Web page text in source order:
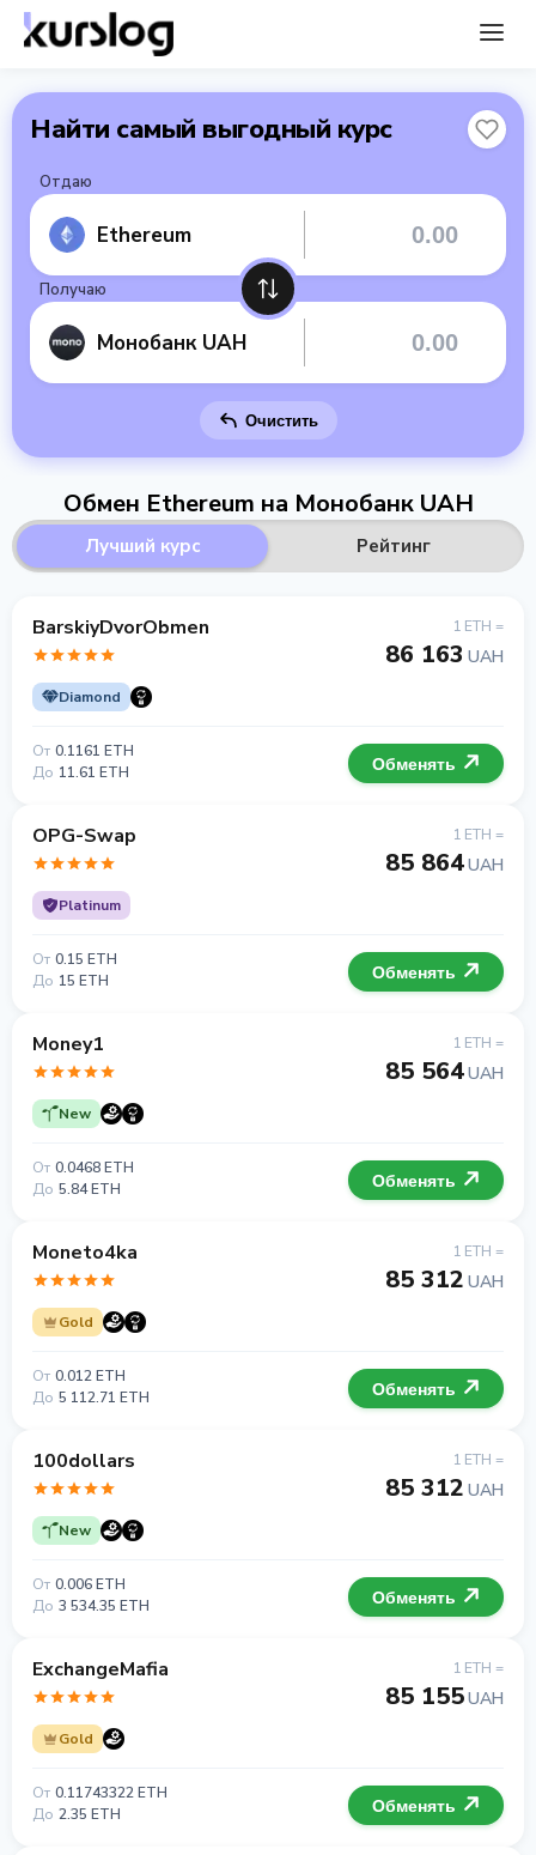
Найти самый выгодный курс
Отдаю
Ethereum
Получаю
Монобанк UAH
Очистить
Обмен Ethereum на Монобанк UAH
Лучший курс Рейтинг
BarskiyDvorObmen
Diamond
1 ETH =
86 163 UAH
От 0.1161 ETH
До 11.61 ETH Обменять
OPG-Swap
Platinum
1 ETH =
85 864UAH
От 0.15 ETH
До 15 ETH Обменять
Money1
New
1 ETH =
85 564UAH
От 0.0468 ETH
До 5.84 ETH Обменять
Moneto4ka
Gold
1 ETH =
85 312 UAH
От 0.012 ETH
До 5 112.71 ETH Обменять
100dollars
New
1 ETH =
85 312 UAH
От 0.006 ETH
До 3 534.35 ETH Обменять
ExchangeMafia
Gold
1 ETH =
85 155UAH
От 0.11743322 ETH
До 2.35 ETH Обменять